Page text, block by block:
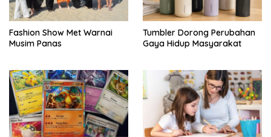
Fashion Show Met Warnai
Musim Panas
Tumbler Dorong Perubahan
Gaya Hidup Masyarakat